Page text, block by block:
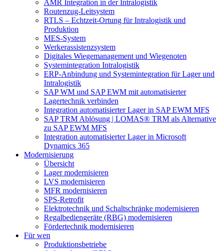
AMR Integration in der Intralogistik
Routenzug-Leitsystem
RTLS – Echtzeit-Ortung für Intralogistik und
Produktion
MES-System
Werkerassistenzsystem
Digitales Wiegemanagement und Wiegenoten
Systemintegration Intralogistik
ERP-Anbindung und Systemintegration für Lager und
Intralogistik
SAP WM und SAP EWM mit automatisierter
Lagertechnik verbinden
Integration automatisierter Lager in SAP EWM MFS
SAP TRM Ablösung | LOMAS® TRM als Alternative
zu SAP EWM MFS
Integration automatisierter Lager in Microsoft
Dynamics 365
Modernisierung
Übersicht
Lager modernisieren
LVS modernisieren
MFR modernisieren
SPS-Retrofit
Elektrotechnik und Schaltschränke modernisieren
Regalbediengeräte (RBG) modernisieren
Fördertechnik modernisieren
Für wen
Produktionsbetriebe